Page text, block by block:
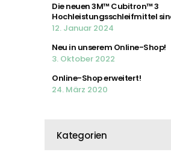
Die neuen 3M™ Cubitron™ 3
Hochleistungsschleifmittel
12. Januar 2024
Neu in unserem Online-Shop!
3. Oktober 2022
Online-Shop erweitert!
24. März 2020
Kategorien